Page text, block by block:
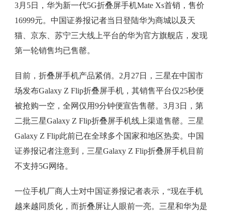
3月5日，华为新一代5G折叠屏手机Mate Xs首销，售价
16999元。中国证券报记者当日登陆华为商城以及天
猫、京东、苏宁三大线上平台的华为官方旗舰店，发现
第一轮销售均已售罄。
目前，折叠屏手机产品紧俏。2月27日，三星在中国市
场发布Galaxy Z Flip折叠屏手机，其销售平台仅25秒便
被抢购一空，全网仅用9分钟便宣告售罄。3月3日，第
二批三星Galaxy Z Flip折叠屏手机线上渠道售罄。三星
Galaxy Z Flip此前已在全球多个国家和地区热卖。中国
证券报记者注意到，三星Galaxy Z Flip折叠屏手机目前
不支持5G网络。
一位手机厂商人士对中国证券报记者表示，“现在手机
越来越同质化，而折叠屏让人眼前一亮。三星和华为是